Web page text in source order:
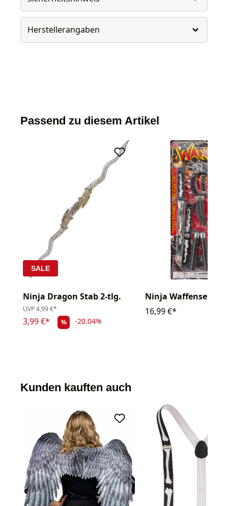
Herstellerangaben
Passend zu diesem Artikel
SALE
Ninja Dragon Stab 2-tlg.
UVP4,99 €*
3,99 €* % -20.04%
Ninja Waffenset 8-
16,99 €*
Kunden kauften auch